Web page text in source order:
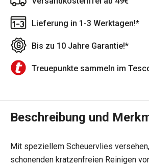
Lieferung in 1-3 Werktagen!*
Bis zu 10 Jahre Garantie!*
Treuepunkte sammeln im
Beschreibung und
Mit speziellem Scheuervlies
schonenden kratzenfreien Reinigen